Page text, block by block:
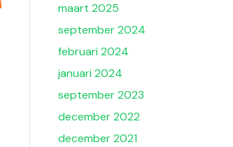
maart 2025
september 2024
februari 2024
januari 2024
september 2023
december 2022
december 2021